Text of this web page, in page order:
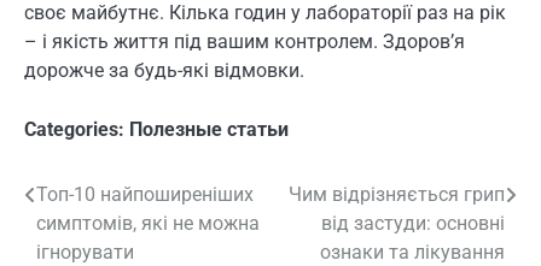
своє майбутнє. Кілька годин у лабораторії раз на рік
– і якість життя під вашим контролем. Здоров’я
дорожче за будь-які відмовки.
Categories: Полезные статьи
Навигация
по
Топ-10 найпоширеніших
симптомів, які не можна
ігнорувати
Чим відрізняється грип
від застуди: основні
ознаки та лікування